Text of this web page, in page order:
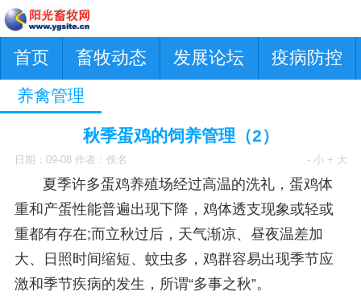
首页 畜牧动态 发展论坛 疫病防控
养禽管理
秋季蛋鸡的饲养管理（2）
日期：09-08 作者：佚名 - 小 + 大
夏季许多蛋鸡养殖场经过高温的洗礼，蛋鸡体
重和产蛋性能普遍出现下降，鸡体透支现象或轻或
重都有存在;而立秋过后，天气渐凉、昼夜温差加
大、日照时间缩短、蚊虫多，鸡群容易出现季节应
激和季节疾病的发生，所谓“多事之秋”。